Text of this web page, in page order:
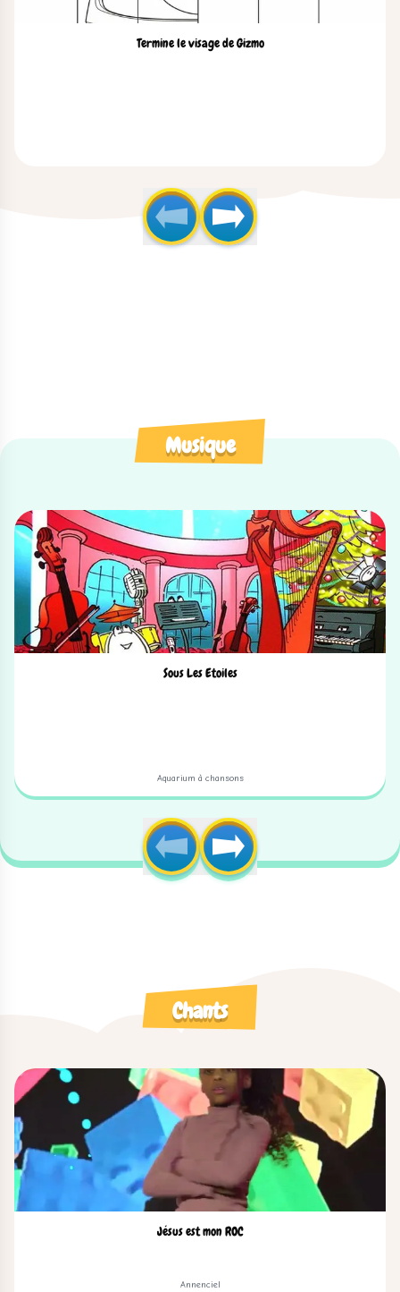
Termine le visage de Gizmo
Musique
Sous Les Etoiles
Aquarium à chansons
Chants
Jésus est mon ROC
Annenciel